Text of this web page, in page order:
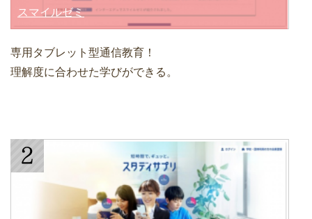
スマイルゼミ
専用タブレット型通信教育！
理解度に合わせた学びができる。